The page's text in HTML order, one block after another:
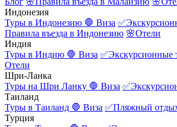
Индонезия
Туры в Индонезию 🛑 Виза
Правила въезда в Индонезию 🌸Отели
Индия
Туры в Индию 🛑 Виза ✅Экскурсионные
Отели
Шри-Ланка
Туры на Шри Ланку 🛑 Виза
Таиланд
Туры в Таиланд 🛑 Виза ✅Пляжный
Турция